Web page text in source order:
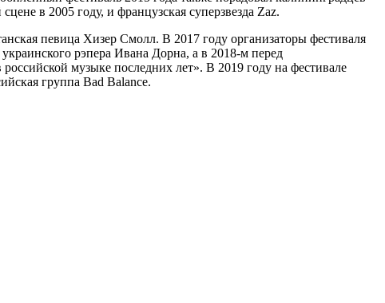
в 2005 году, и французская суперзвезда Zaz.
певица Хизер Смолл. В 2017 году организаторы фестиваля
рэпера Ивана Дорна, а в 2018-м перед
музыке последних лет». В 2019 году на фестивале
группа Bad Balance.